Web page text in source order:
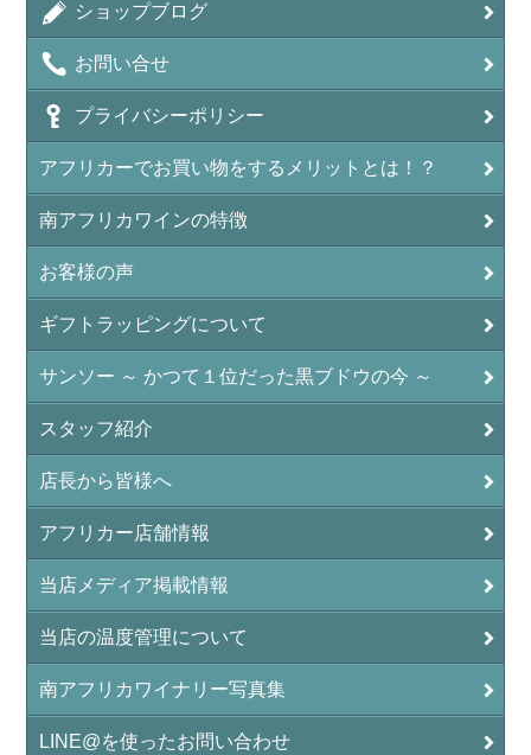
ショップブログ
お問い合せ
プライバシーポリシー
アフリカーでお買い物をするメリットとは！？
南アフリカワインの特徴
お客様の声
ギフトラッピングについて
サンソー ～ かつて１位だった黒ブドウの今 ～
スタッフ紹介
店長から皆様へ
アフリカー店舗情報
当店メディア掲載情報
当店の温度管理について
南アフリカワイナリー写真集
LINE@を使ったお問い合わせ